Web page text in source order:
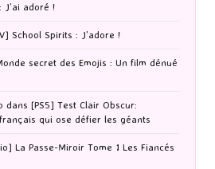
adoré !
School Spirits : J’adore !
secret des Emojis : Un film dénué
dans [PS5] Test Clair Obscur:
qui ose défier les géants
La Passe-Miroir Tome 1 Les Fiancés